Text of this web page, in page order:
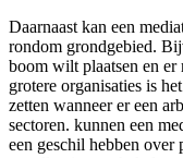
Daarnaast kan een
rondom grondgebied.
boom wilt plaatsen en er
grotere organisaties is
zetten wanneer er een
sectoren. kunnen een
een geschil hebben